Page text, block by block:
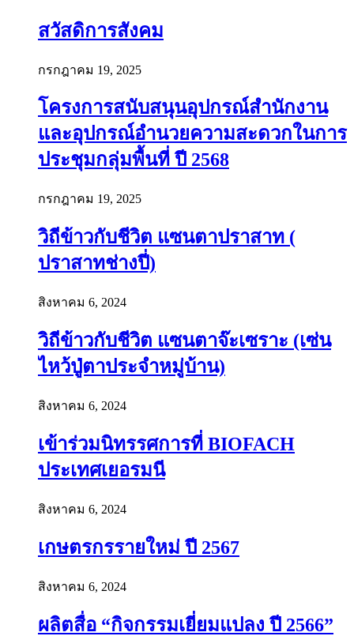
สวัสดิการสังคม
กรกฎาคม 19, 2025
โครงการสนับสนุนอุปกรณ์สำนักงาน
และอุปกรณ์อำนวยความสะดวกในการ
ประชุมกลุ่มพื้นที่ ปี 2568
กรกฎาคม 19, 2025
วิถีข้าวกับชีวิต แซนตาปราสาท (
ปราสาทช่างปี่)
สิงหาคม 6, 2024
วิถีข้าวกับชีวิต แซนตาจ๊ะเซราะ (เซ่น
ไหว้ปู่ตาประจำหมู่บ้าน)
สิงหาคม 6, 2024
เข้าร่วมนิทรรศการที่ BIOFACH
ประเทศเยอรมนี
สิงหาคม 6, 2024
เกษตรกรรายใหม่ ปี 2567
สิงหาคม 6, 2024
ผลิตสื่อ “กิจกรรมเยี่ยมแปลง ปี 2566”